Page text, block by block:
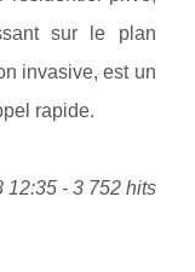
sur le plan
invasive, est un
rapide.
12:35 - 3 752 hits